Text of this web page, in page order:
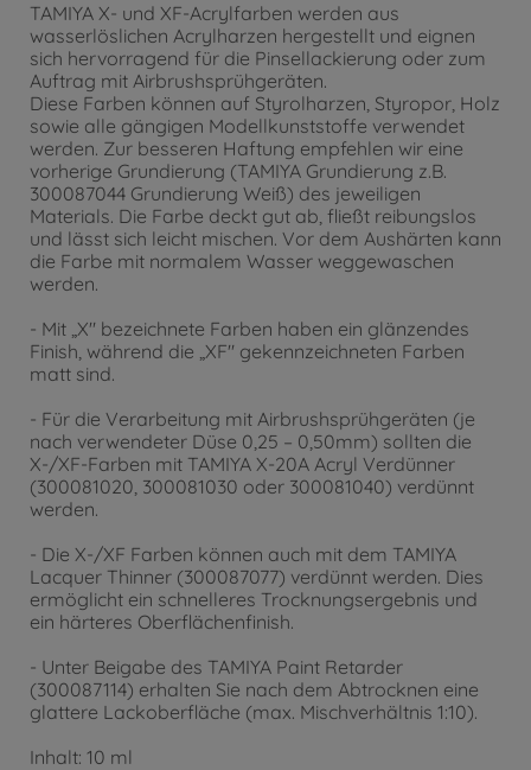
TAMIYA X- und XF-Acrylfarben werden aus
wasserlöslichen Acrylharzen hergestellt und eignen
sich hervorragend für die Pinsellackierung oder zum
Auftrag mit Airbrushsprühgeräten.
Diese Farben können auf Styrolharzen, Styropor, Holz
sowie alle gängigen Modellkunststoffe verwendet
werden. Zur besseren Haftung empfehlen wir eine
vorherige Grundierung (TAMIYA Grundierung z.B.
300087044 Grundierung Weiß) des jeweiligen
Materials. Die Farbe deckt gut ab, fließt reibungslos
und lässt sich leicht mischen. Vor dem Aushärten kann
die Farbe mit normalem Wasser weggewaschen
werden.
- Mit „X" bezeichnete Farben haben ein glänzendes
Finish, während die „XF" gekennzeichneten Farben
matt sind.
- Für die Verarbeitung mit Airbrushsprühgeräten (je
nach verwendeter Düse 0,25 – 0,50mm) sollten die
X-/XF-Farben mit TAMIYA X-20A Acryl Verdünner
(300081020, 300081030 oder 300081040) verdünnt
werden.
- Die X-/XF Farben können auch mit dem TAMIYA
Lacquer Thinner (300087077) verdünnt werden. Dies
ermöglicht ein schnelleres Trocknungsergebnis und
ein härteres Oberflächenfinish.
- Unter Beigabe des TAMIYA Paint Retarder
(300087114) erhalten Sie nach dem Abtrocknen eine
glattere Lackoberfläche (max. Mischverhältnis 1:10).
Inhalt: 10 ml